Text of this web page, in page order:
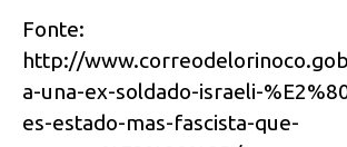
Fonte:
http://
a-una-ex-soldado-israeli-
es-estado-mas-fascista-que-